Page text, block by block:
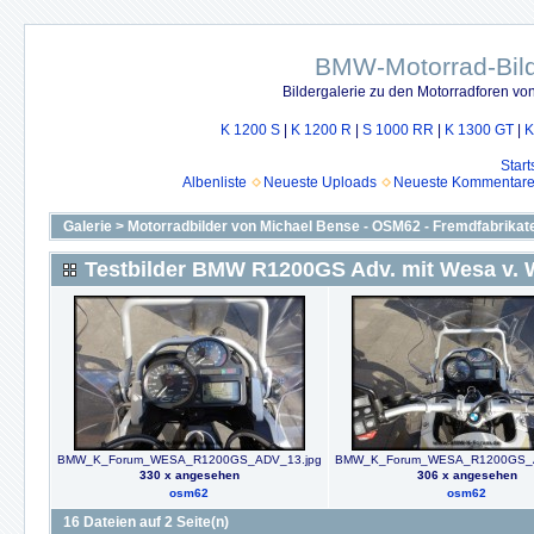
BMW-Motorrad-
Bildergalerie zu den Motorradforen
K 1200 S K 1200 R |S 1000 RR K 1300 GT
Albenliste
Neueste Uploads Neueste
Galerie > Motorradbilder von Michael Bense - OSM62 -
Testbilder BMW R1200GS Adv. mit Wesa v.
BMW_K_Forum_WESA_R1200GS_ADV_13.jpg
330 x angesehen
osm62
306 x angesehen
osm62
16 Dateien auf 2 Seite(n)